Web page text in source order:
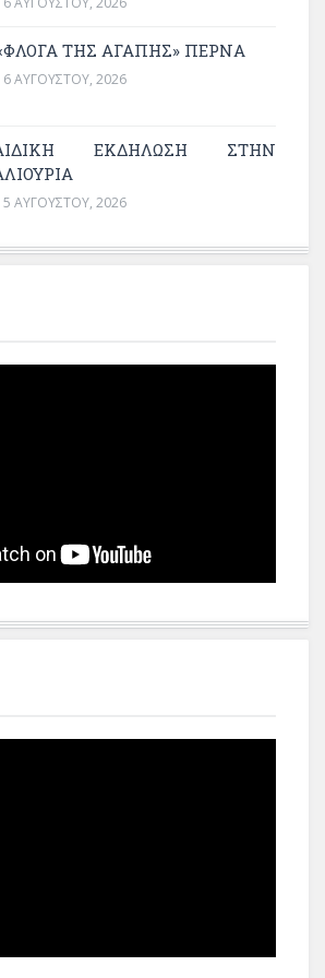
ΤΗΣ ΑΓΆΠΗΣ» ΠΕΡΝΆ
6 ΑΥΓΟΎΣΤΟΥ, 2026
ΕΚΔΗΛΩΣΗ ΣΤΗΝ
5 ΑΥΓΟΎΣΤΟΥ, 2026